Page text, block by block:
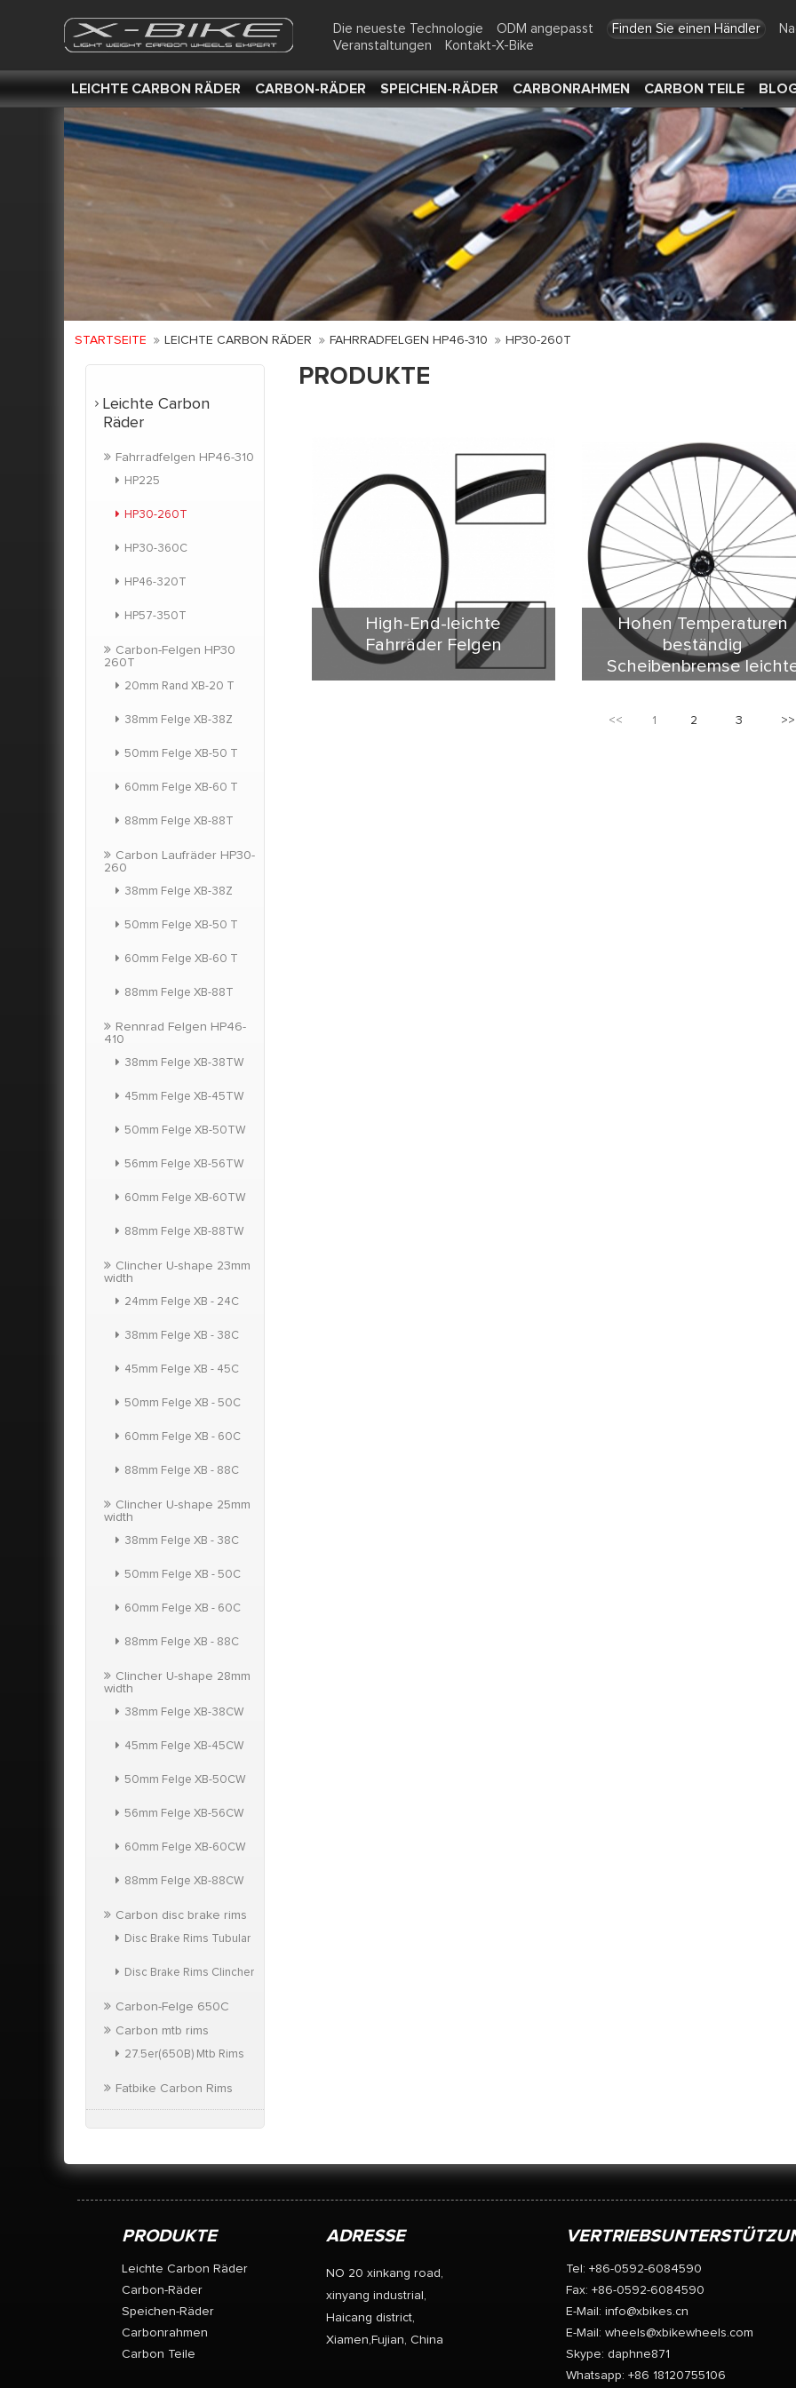
Die neueste Technologie ODM angepasst Finden Sie einen Händler
Veranstaltungen
Kontakt-X-Bike
LEICHTE CARBON RÄDER CARBON-RÄDER SPEICHEN-RÄDER CARBONRAHMEN CARBON TEILE
STARTSEITE LEICHTE CARBON RÄDER FAHRRADFELGEN HP46-310 HP30-260T
Leichte Carbon
Räder
Fahrradfelgen HP46-310
HP225
HP30-260T
HP30-360C
HP46-320T
HP57-350T
Carbon-Felgen HP30
260T
20mm Rand XB-20 T
38mm Felge XB-38Z
50mm Felge XB-50 T
60mm Felge XB-60 T
88mm Felge XB-88T
Carbon Laufräder HP30-
260
38mm Felge XB-38Z
50mm Felge XB-50 T
60mm Felge XB-60 T
88mm Felge XB-88T
Rennrad Felgen HP46-
410
38mm Felge XB-38TW
45mm Felge XB-45TW
50mm Felge XB-50TW
56mm Felge XB-56TW
60mm Felge XB-60TW
88mm Felge XB-88TW
Clincher U-shape 23mm
width
24mm Felge XB - 24C
38mm Felge XB - 38C
45mm Felge XB - 45C
50mm Felge XB - 50C
60mm Felge XB - 60C
88mm Felge XB - 88C
Clincher U-shape 25mm
width
38mm Felge XB - 38C
50mm Felge XB - 50C
60mm Felge XB - 60C
88mm Felge XB - 88C
Clincher U-shape 28mm
width
38mm Felge XB-38CW
45mm Felge XB-45CW
50mm Felge XB-50CW
56mm Felge XB-56CW
60mm Felge XB-60CW
88mm Felge XB-88CW
Carbon disc brake rims
Disc Brake Rims Tubular
Disc Brake Rims Clincher
Carbon-Felge 650C
Carbon mtb rims
27.5er(650B) Mtb Rims
Fatbike Carbon Rims
PRODUKTE
High-End-leichte
Fahrräder Felgen
Hohen Temperaturen
beständig
Scheibenbremse
große Innovation. 20mm Breite
<< 1 2 3 >>
PRODUKTE
Leichte Carbon Räder
Carbon-Räder
Speichen-Räder
Carbonrahmen
Carbon Teile
ADRESSE
NO 20 xinkang road,
xinyang industrial,
Haicang district,
Xiamen,Fujian, China
Tel: +86-0592-6084590
Fax: +86-0592-6084590
E-Mail: info@xbikes.cn
E-Mail: wheels@xbikewheels.com
Skype: daphne871
Whatsapp: +86 18120755106